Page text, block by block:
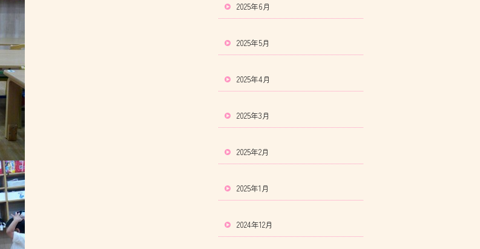
2025年6月
2025年5月
2025年4月
2025年3月
2025年2月
2025年1月
2024年12月